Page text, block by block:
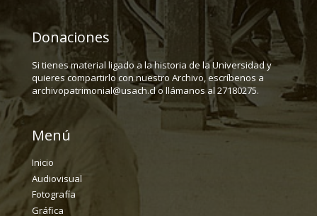
Donaciones
Si tienes material ligado a la historia de la Universidad y
quieres compartirlo con nuestro Archivo, escríbenos a
archivopatrimonial@usach.cl o llámanos al 27180275.
Menú
Inicio
Audiovisual
Fotografía
Gráfica